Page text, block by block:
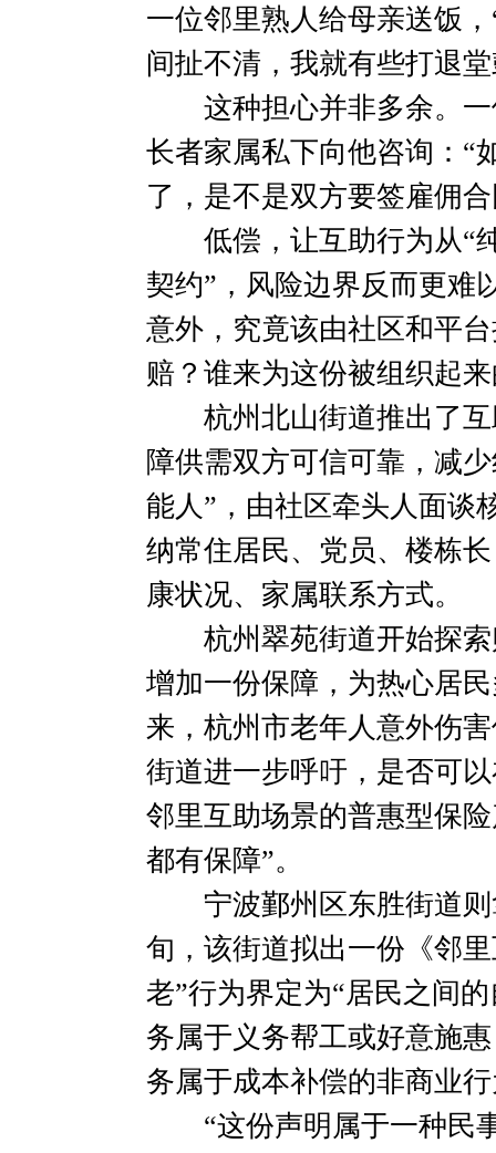
一位邻里熟人给母亲送饭
间扯不清，我就有些打退
这种担心并非多余。一
长者家属私下向他咨询：“
了，是不是双方要签雇佣
低偿，让互助行为从“纯
契约”，风险边界反而更难
意外，究竟该由社区和平
赔？谁来为这份被组织起
杭州北山街道推出了互
障供需双方可信可靠，减
能人”，由社区牵头人面谈
纳常住居民、党员、楼栋
康状况、家属联系方式。
杭州翠苑街道开始探索
增加一份保障，为热心居
来，杭州市老年人意外伤
街道进一步呼吁，是否可
邻里互助场景的普惠型保
都有保障”。
宁波鄞州区东胜街道则
旬，该街道拟出一份《邻
老”行为界定为“居民之间
务属于义务帮工或好意施
务属于成本补偿的非商业
“这份声明属于一种民